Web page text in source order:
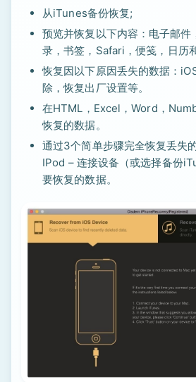
从iTunes备份恢复;
预览并恢复以下内容：电子邮件
录，书签，Safari，便笺，日历
恢复因以下原因丢失的数据：
除，恢复出厂设置等。
在HTML，Excel，Word，
恢复的数据。
通过3个简单步骤完全恢复丢失
IPod – 连接设备（或选择备份
要恢复的数据。